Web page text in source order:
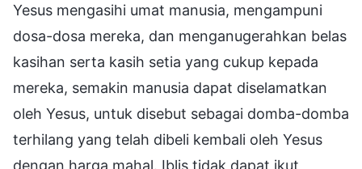
Yesus mengasihi umat manusia, mengampuni
dosa-dosa mereka, dan menganugerahkan belas
kasihan serta kasih setia yang cukup kepada
mereka, semakin manusia dapat diselamatkan
oleh Yesus, untuk disebut sebagai domba-domba
terhilang yang telah dibeli kembali oleh Yesus
dengan harga mahal. Iblis tidak dapat ikut